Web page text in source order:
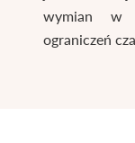
wymian w
ograniczeń